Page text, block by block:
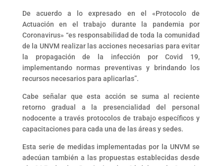
De acuerdo a lo expresado en el «Protocolo de
Actuación en el trabajo durante la pandemia por
Coronavirus» “es responsabilidad de toda la comunidad
de la UNVM realizar las acciones necesarias para evitar
la propagación de la infección por Covid 19,
implementando normas preventivas y brindando los
recursos necesarios para aplicarlas”.
Cabe señalar que esta acción se suma al reciente
retorno gradual a la presencialidad del personal
nodocente a través protocolos de trabajo específicos y
capacitaciones para cada una de las áreas y sedes.
Esta serie de medidas implementadas por la UNVM se
adecúan también a las propuestas establecidas desde